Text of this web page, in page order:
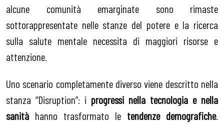
alcune comunità emarginate sono rimaste
sottorappresentate nelle stanze del potere e la ricerca
sulla salute mentale necessita di maggiori risorse e
attenzione.
Uno scenario completamente diverso viene descritto nella
stanza “Disruption”: i progressi nella tecnologia e nella
sanità hanno trasformato le tendenze demografiche.